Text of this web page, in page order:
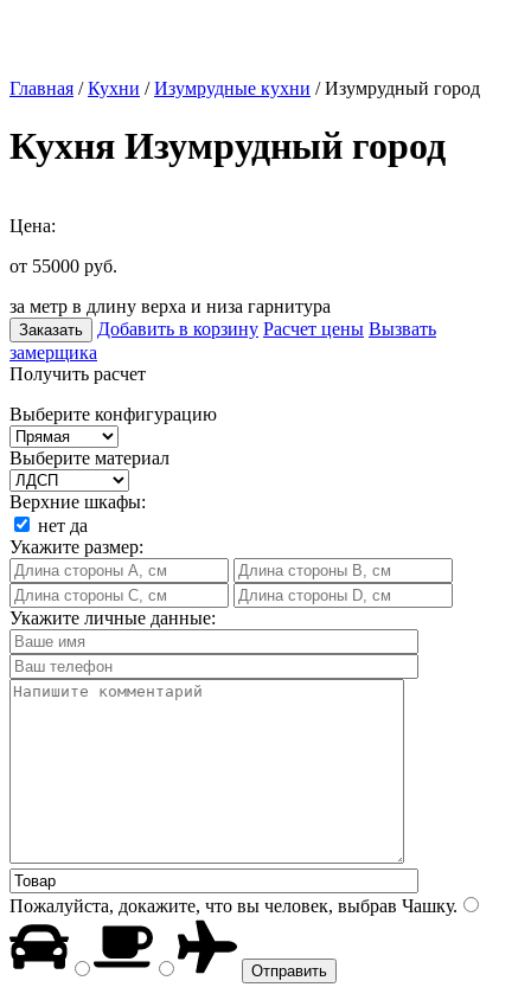
Главная /Кухни /Изумрудные кухни / Изумрудный город
Кухня Изумрудный город
Цена:
от 55000 руб.
за метр в длину верха и низа гарнитура
Заказать Добавить в корзину Расчет цены Вызвать
замерщика
Получить расчет
Выберите конфигурацию
Выберите материал
Верхние шкафы:
нет да
Укажите размер:
Укажите личные данные:
Пожалуйста, докажите, что вы человек, выбрав Чашку.